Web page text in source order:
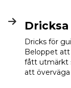
Dricksa
Dricks för
Beloppet
fått utmärkt
att